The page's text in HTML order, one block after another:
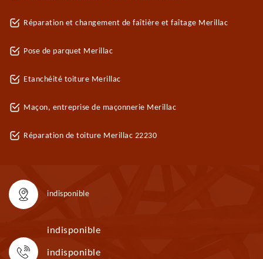
Réparation et changement de faîtière et faîtage Merillac
Pose de parquet Merillac
Etanchéité toiture Merillac
Maçon, entreprise de maçonnerie Merillac
Réparation de toiture Merillac 22230
indisponible
indisponible
indisponible